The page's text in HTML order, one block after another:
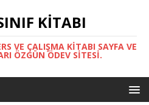
KITABI
VE ÇALIŞMA KITABI SAYFA VE
ÖZGÜN ÖDEV SITESI.